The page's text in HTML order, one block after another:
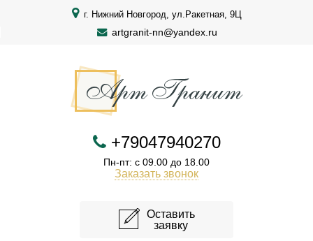
г. Нижний Новгород, ул.Ракетная, 9Ц
artgranit-nn@yandex.ru
+79047940270
Пн-пт: с 09.00 до 18.00
Заказать звонок
Оставить
заявку